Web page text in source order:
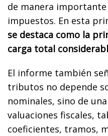
de manera
impuestos. En esta
se destaca como la
carga total
El informe también
tributos no depende
nominales, sino de
valuaciones fiscales,
coeficientes, tramos,